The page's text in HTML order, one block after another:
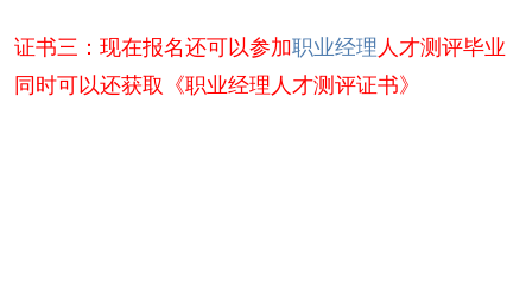
证书三：现在报名还可以参加职业经理 人才测评毕业
同时可以还获取《职业经理人才测评证书》